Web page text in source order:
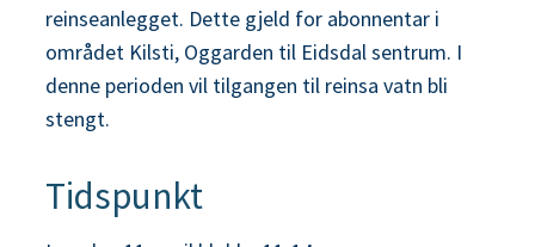
reinseanlegget. Dette gjeld for abonnentar i
området Kilsti, Oggarden til Eidsdal sentrum. I
denne perioden vil tilgangen til reinsa vatn bli
stengt.
Tidspunkt